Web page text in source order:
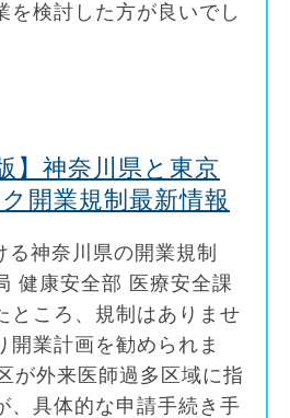
を検討した方が良いでし
】神奈川県と東京
開業規制最新情報
神奈川県の開業規制
健康安全部 医療安全課
ところ、規制はありませ
開業計画を勧められま
が外来医師過多区域に指
、具体的な申請手続き手